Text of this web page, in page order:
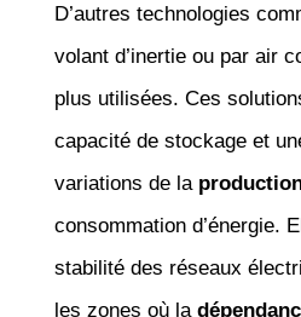
D’autres technologies
volant d’inertie ou par air
plus utilisées. Ces
capacité de stockage et
variations de la
consommation d’énergie.
stabilité des réseaux
les zones où la